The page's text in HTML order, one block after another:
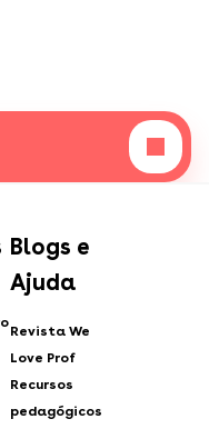
Blogs e
Ajuda
Revista We
Love Prof
Recursos
pedagógicos